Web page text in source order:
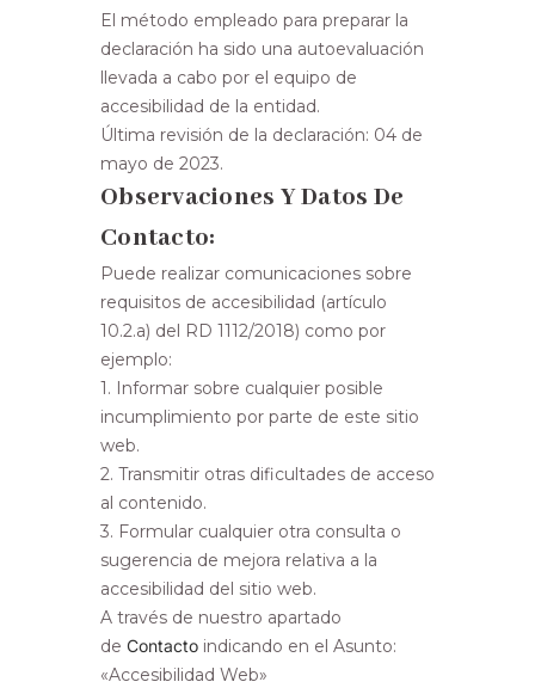
El método empleado para preparar la
declaración ha sido una autoevaluación
llevada a cabo por el equipo de
accesibilidad de la entidad.
Última revisión de la declaración: 04 de
mayo de 2023.
Observaciones Y Datos De
Contacto:
Puede realizar comunicaciones sobre
requisitos de accesibilidad (artículo
10.2.a) del RD 1112/2018) como por
ejemplo:
1. Informar sobre cualquier posible
incumplimiento por parte de este sitio
web.
2. Transmitir otras dificultades de acceso
al contenido.
3. Formular cualquier otra consulta o
sugerencia de mejora relativa a la
accesibilidad del sitio web.
A través de nuestro apartado
de Contacto indicando en el Asunto:
«Accesibilidad Web»